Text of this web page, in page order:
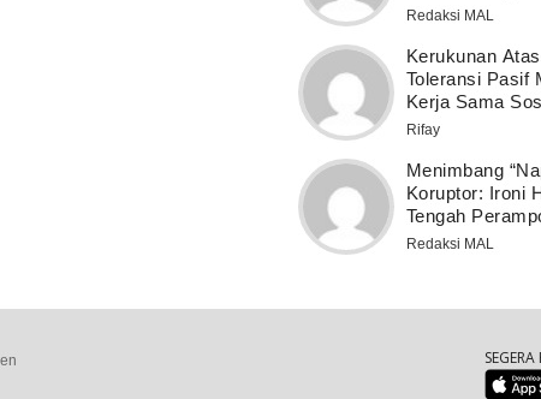
Redaksi MAL
Kerukunan
Toleransi Pasif
Kerja Sama
Rifay
Menimbang
Koruptor: Ironi
Tengah
Redaksi MAL